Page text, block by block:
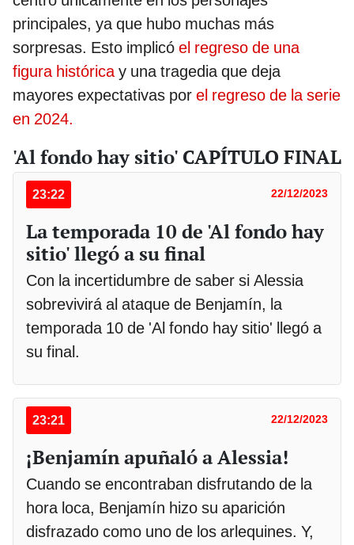
principales, ya que hubo muchas más
sorpresas. Esto implicó el regreso de una
figura histórica y una tragedia que deja
mayores expectativas por el regreso de la serie
en 2024.
'Al fondo hay sitio' CAPÍTULO FINAL
23:22 22/12/2023
La temporada 10 de 'Al fondo hay
sitio' llegó a su final
Con la incertidumbre de saber si Alessia
sobrevivirá al ataque de Benjamín, la
temporada 10 de 'Al fondo hay sitio' llegó a
su final.
23:21 22/12/2023
¡Benjamín apuñaló a Alessia!
Cuando se encontraban disfrutando de la
hora loca, Benjamín hizo su aparición
disfrazado como uno de los arlequines. Y,